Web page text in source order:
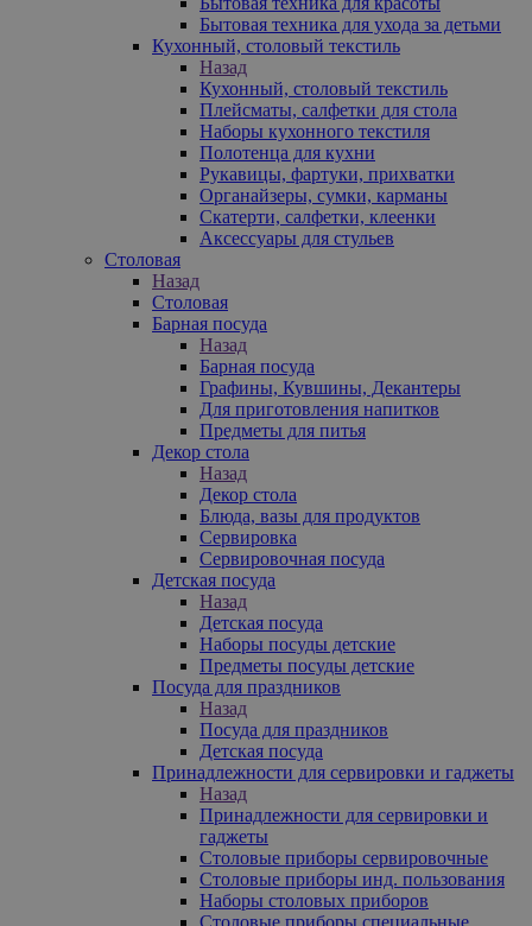
Бытовая техника для ухода за детьми
Кухонный, столовый текстиль
Назад
Кухонный, столовый текстиль
Плейсматы, салфетки для стола
Наборы кухонного текстиля
Полотенца для кухни
Рукавицы, фартуки, прихватки
Органайзеры, сумки, карманы
Скатерти, салфетки, клеенки
Аксессуары для стульев
Столовая
Назад
Столовая
Барная посуда
Назад
Барная посуда
Графины, Кувшины, Декантеры
Для приготовления напитков
Предметы для питья
Декор стола
Назад
Декор стола
Блюда, вазы для продуктов
Сервировка
Сервировочная посуда
Детская посуда
Назад
Детская посуда
Наборы посуды детские
Предметы посуды детские
Посуда для праздников
Назад
Посуда для праздников
Детская посуда
Принадлежности для сервировки и гаджеты
Назад
Принадлежности для сервировки и
гаджеты
Столовые приборы сервировочные
Столовые приборы инд. пользования
Наборы столовых приборов
Столовые приборы специальные